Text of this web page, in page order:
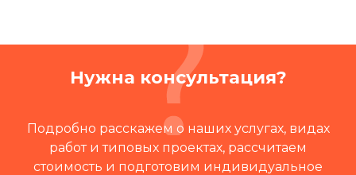
Нужна консультация?
Подробно расскажем о наших услугах, видах
работ и типовых проектах, рассчитаем
стоимость и подготовим индивидуальное